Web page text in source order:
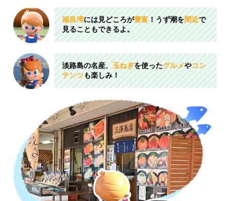
福良湾には見どころが豊富！うず潮を間近で
見ることもできるよ。
淡路島の名産、玉ねぎを使ったグルメやコン
テンツも楽しみ！